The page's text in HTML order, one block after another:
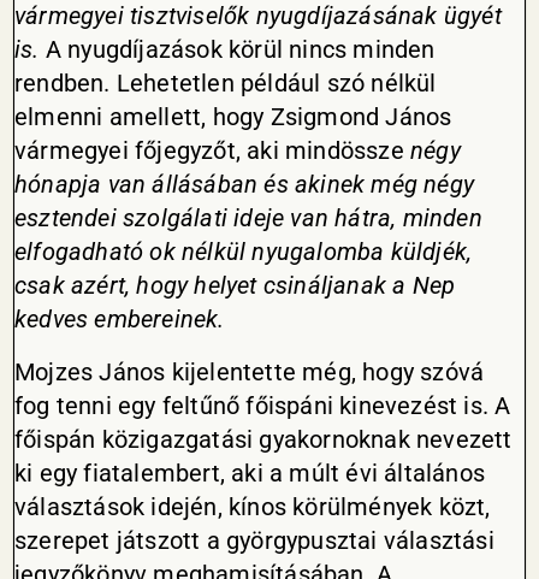
vármegyei tisztviselők nyugdíjazásának ügyét
is. A nyugdíjazások körül nincs minden
rendben. Lehetetlen például szó nélkül
elmenni amellett, hogy Zsigmond János
vármegyei főjegyzőt, aki mindössze négy
hónapja van állásában és akinek még négy
esztendei szolgálati ideje van hátra, minden
elfogadható ok nélkül nyugalomba küldjék,
csak azért, hogy helyet csináljanak a Nep
kedves embereinek.
Mojzes János kijelentette még, hogy szóvá
fog tenni egy feltűnő főispáni kinevezést is. A
főispán közigazgatási gyakornoknak nevezett
ki egy fiatalembert, aki a múlt évi általános
választások idején, kínos körülmények közt,
szerepet játszott a györgypusztai választási